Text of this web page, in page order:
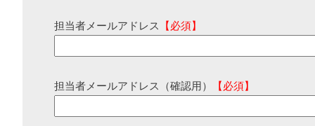
担当者メールアドレス 【必須】
担当者メールアドレス（確認用） 【必須】